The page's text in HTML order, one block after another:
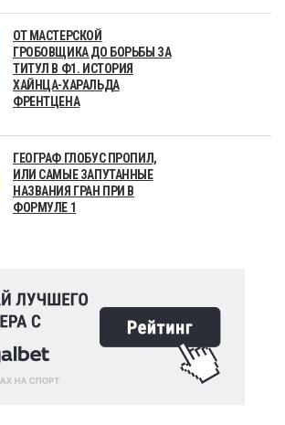
ОТ МАСТЕРСКОЙ
ГРОБОВЩИКА ДО БОРЬБЫ ЗА
ТИТУЛ В Ф1. ИСТОРИЯ
ХАЙНЦА-ХАРАЛЬДА
ФРЕНТЦЕНА
ГЕОГРАФ ГЛОБУС ПРОПИЛ,
ИЛИ САМЫЕ ЗАПУТАННЫЕ
НАЗВАНИЯ ГРАН ПРИ В
ФОРМУЛЕ 1